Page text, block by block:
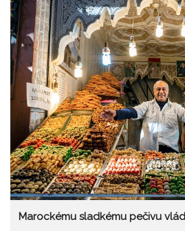
Marockému sladkému pečivu